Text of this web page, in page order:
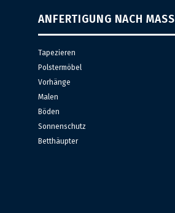
ANFERTIGUNG NACH MASS
Tapezieren
Polstermöbel
Vorhänge
Malen
Böden
Sonnenschutz
Betthäupter